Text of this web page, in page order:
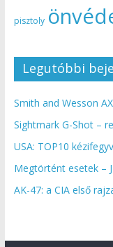
pisztoly
Legutóbbi
Smith and Wesson
Sightmark G-Shot –
USA: TOP10
Megtörtént esetek –
AK-47: a CIA első